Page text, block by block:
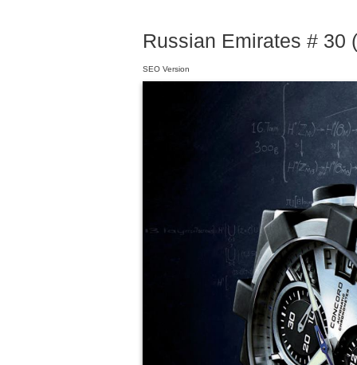
Russian Emirates # 30
SEO Version